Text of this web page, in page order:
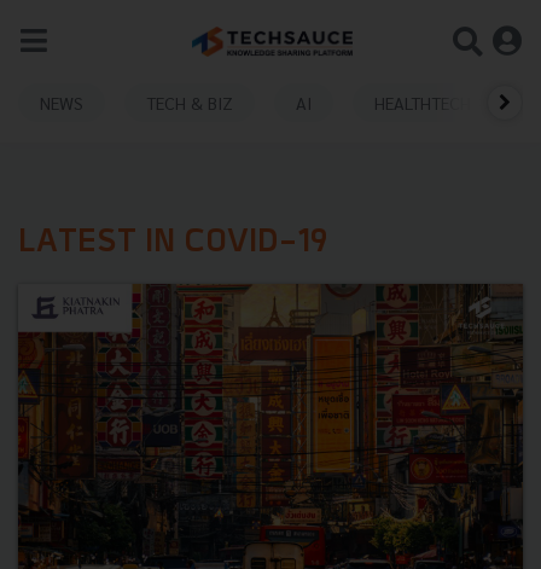
NEWS TECH & BIZ AI HEALTHTECH
LATEST IN COVID-19